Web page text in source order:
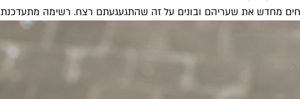
מחדש את שעריהם ובונים על זה שהתגעגעתם רצח. רשימה מתעדכנת